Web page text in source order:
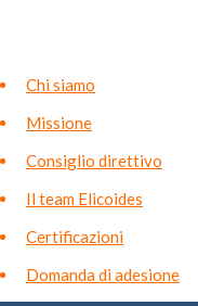
Chi siamo
Missione
Consiglio direttivo
Il team Elicoides
Certificazioni
Domanda di adesione